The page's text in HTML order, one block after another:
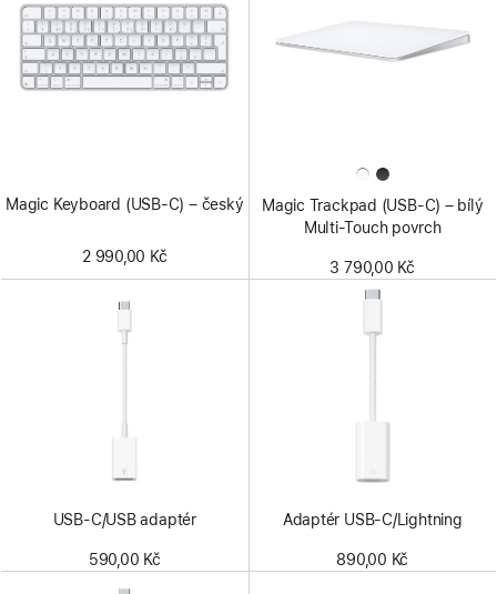
Magic Keyboard (USB‑C) – český
2 990,00 Kč
Magic Trackpad (USB‑C) – bílý
Multi-Touch povrch
3 790,00 Kč
USB‑C/USB adaptér
590,00 Kč
Adaptér USB‑C/Lightning
890,00 Kč